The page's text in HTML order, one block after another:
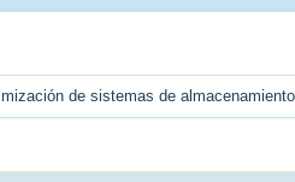
de sistemas de